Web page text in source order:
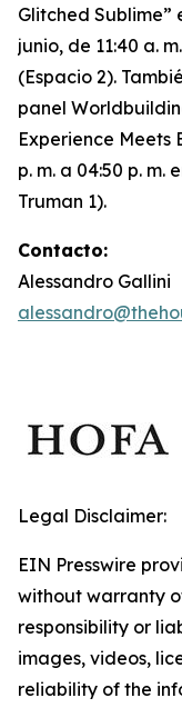
Glitched Sublime”
junio, de 11:40 a.
(Espacio 2).
panel
Experience Meets
p. m. a 04:50 p. m.
Truman 1).
Contacto:
Alessandro Gallini
Legal Disclaimer:
EIN Presswire
without warranty
responsibility or
images, videos,
reliability of the